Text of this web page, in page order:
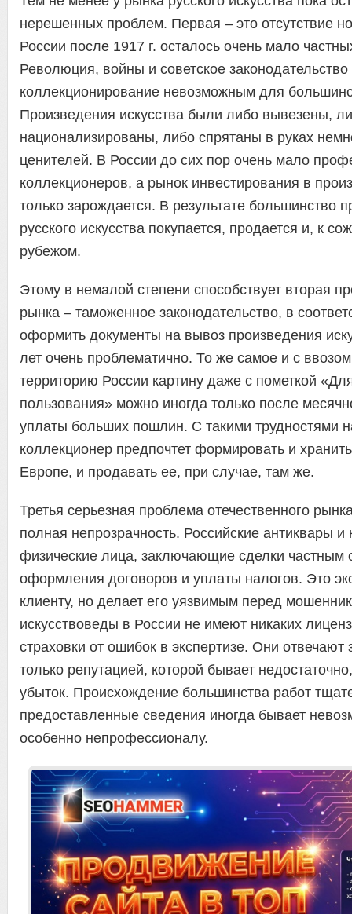
нерешенных проблем. Первая – это отсутствие
России после 1917 г. осталось очень мало
Революция, войны и советское
коллекционирование невозможным для
Произведения искусства были либо вывезены,
национализированы, либо спрятаны в руках
ценителей. В России до сих пор очень мало
коллекционеров, а рынок инвестирования в
только зарождается. В результате большинство
русского искусства покупается, продается и, к
рубежом.
Этому в немалой степени способствует вторая
рынка – таможенное законодательство, в
оформить документы на вывоз произведения
лет очень проблематично. То же самое и с
территорию России картину даже с пометкой
пользования» можно иногда только после
уплаты больших пошлин. С такими трудностями
коллекционер предпочтет формировать и
Европе, и продавать ее, при случае, там же.
Третья серьезная проблема отечественного
полная непрозрачность. Российские антиквары
физические лица, заключающие сделки частным
оформления договоров и уплаты налогов. Это
клиенту, но делает его уязвимым перед
искусствоведы в России не имеют никаких
страховки от ошибок в экспертизе. Они отвечают
только репутацией, которой бывает
убыток. Происхождение большинства работ
предоставленные сведения иногда бывает
особенно непрофессионалу.